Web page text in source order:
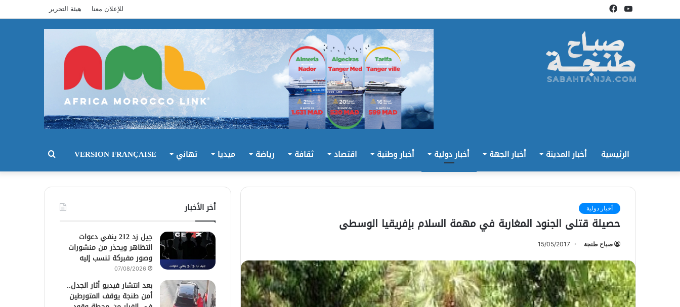
فيسبوكيوتيوب للإعلان معنا هيئة التحرير
الرئيسية أخبار المدينة أخبار الجهة أخبار دولية أخبار وطنية اقتصاد ثقافة رياضة ميديا تهاني VERSION FRANÇAISE بحث
أخبار دولية
حصيلة قتلى الجنود المغاربة في مهمة السلام بإفريقيا الوسطى
صباح طنجة 15/05/2017
أخر الأخبار
جيل زد 212 ينفي دعوات
التظاهر ويحذر من منشورات
وصور مفبركة تنسب إليه
07/08/2026
بعد انتشار فيديو أثار الجدل..
أمن طنجة يوقف المتورطين